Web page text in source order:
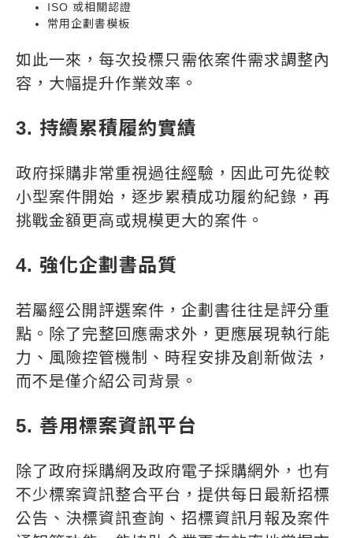
ISO 或相關認證
常用企劃書模板
如此一來，每次投標只需依案件需求調整內
容，大幅提升作業效率。
3. 持續累積履約實績
政府採購非常重視過往經驗，因此可先從較
小型案件開始，逐步累積成功履約紀錄，再
挑戰金額更高或規模更大的案件。
4. 強化企劃書品質
若屬經公開評選案件，企劃書往往是評分重
點。除了完整回應需求外，更應展現執行能
力、風險控管機制、時程安排及創新做法，
而不是僅介紹公司背景。
5. 善用標案資訊平台
除了政府採購網及政府電子採購網外，也有
不少標案資訊整合平台，提供每日最新招標
公告、決標資訊查詢、招標資訊月報及案件